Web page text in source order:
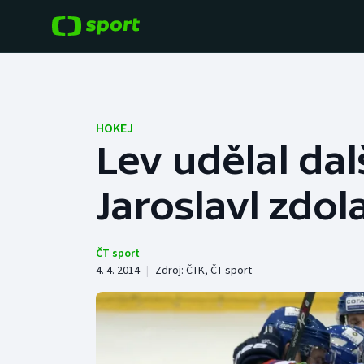
Hokej
Tenis
Cyklistika
Baseball a softbal
Basketbal
Boby a skeleton
Box
HOKEJ
Lev udělal
Jaroslavl
ČT sport
4. 4. 2014 | Zdroj: ČTK, ČT sport